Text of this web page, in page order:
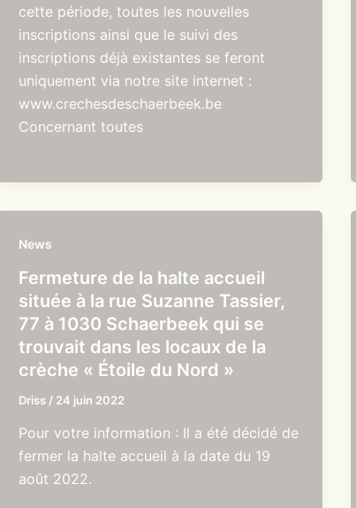
cette période, toutes les nouvelles
inscriptions ainsi que le suivi des
inscriptions déjà existantes se feront
uniquement via notre site internet :
www.crechesdeschaerbeek.be
Concernant toutes
News
Fermeture de la halte accueil
située à la rue Suzanne Tassier,
77 à 1030 Schaerbeek qui se
trouvait dans les locaux de la
crèche « Étoile du Nord »
Driss / 24 juin 2022
Pour votre information : Il a été décidé de
fermer la halte accueil à la date du 19
août 2022.